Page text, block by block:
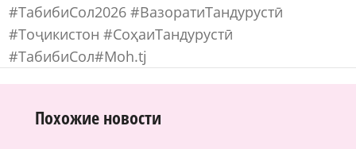
#ТабибиСол2026 #ВазоратиТандурустӣ
#Тоҷикистон #СоҳаиТандурустӣ
#ТабибиСол#Moh.tj
Похожие новости